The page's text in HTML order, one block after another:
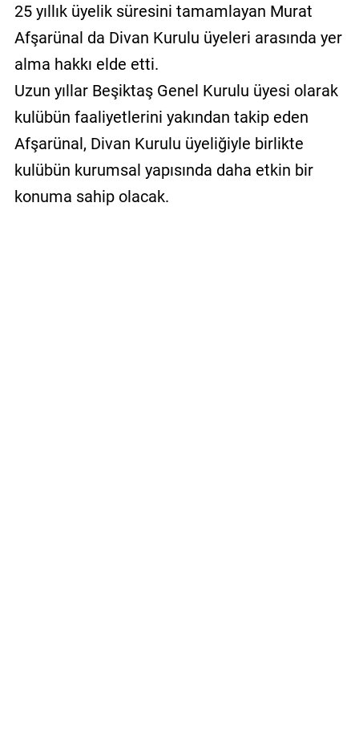
25 yıllık üyelik süresini tamamlayan Murat
Afşarünal da Divan Kurulu üyeleri arasında yer
alma hakkı elde etti.
Uzun yıllar Beşiktaş Genel Kurulu üyesi olarak
kulübün faaliyetlerini yakından takip eden
Afşarünal, Divan Kurulu üyeliğiyle birlikte
kulübün kurumsal yapısında daha etkin bir
konuma sahip olacak.